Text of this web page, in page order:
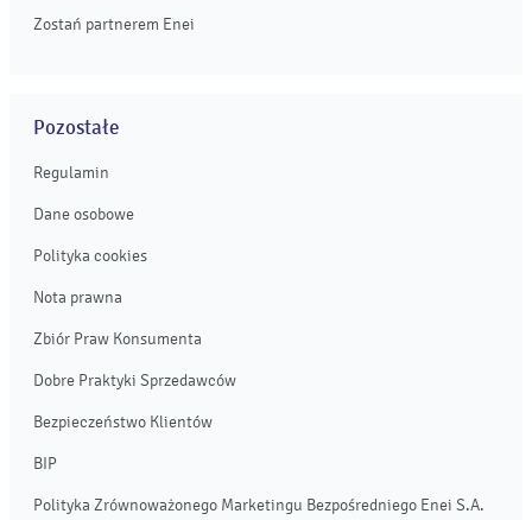
Zostań partnerem Enei
Pozostałe
Regulamin
Dane osobowe
Polityka cookies
Nota prawna
Zbiór Praw Konsumenta
Dobre Praktyki Sprzedawców
Bezpieczeństwo Klientów
BIP
Polityka Zrównoważonego Marketingu Bezpośredniego Enei S.A.